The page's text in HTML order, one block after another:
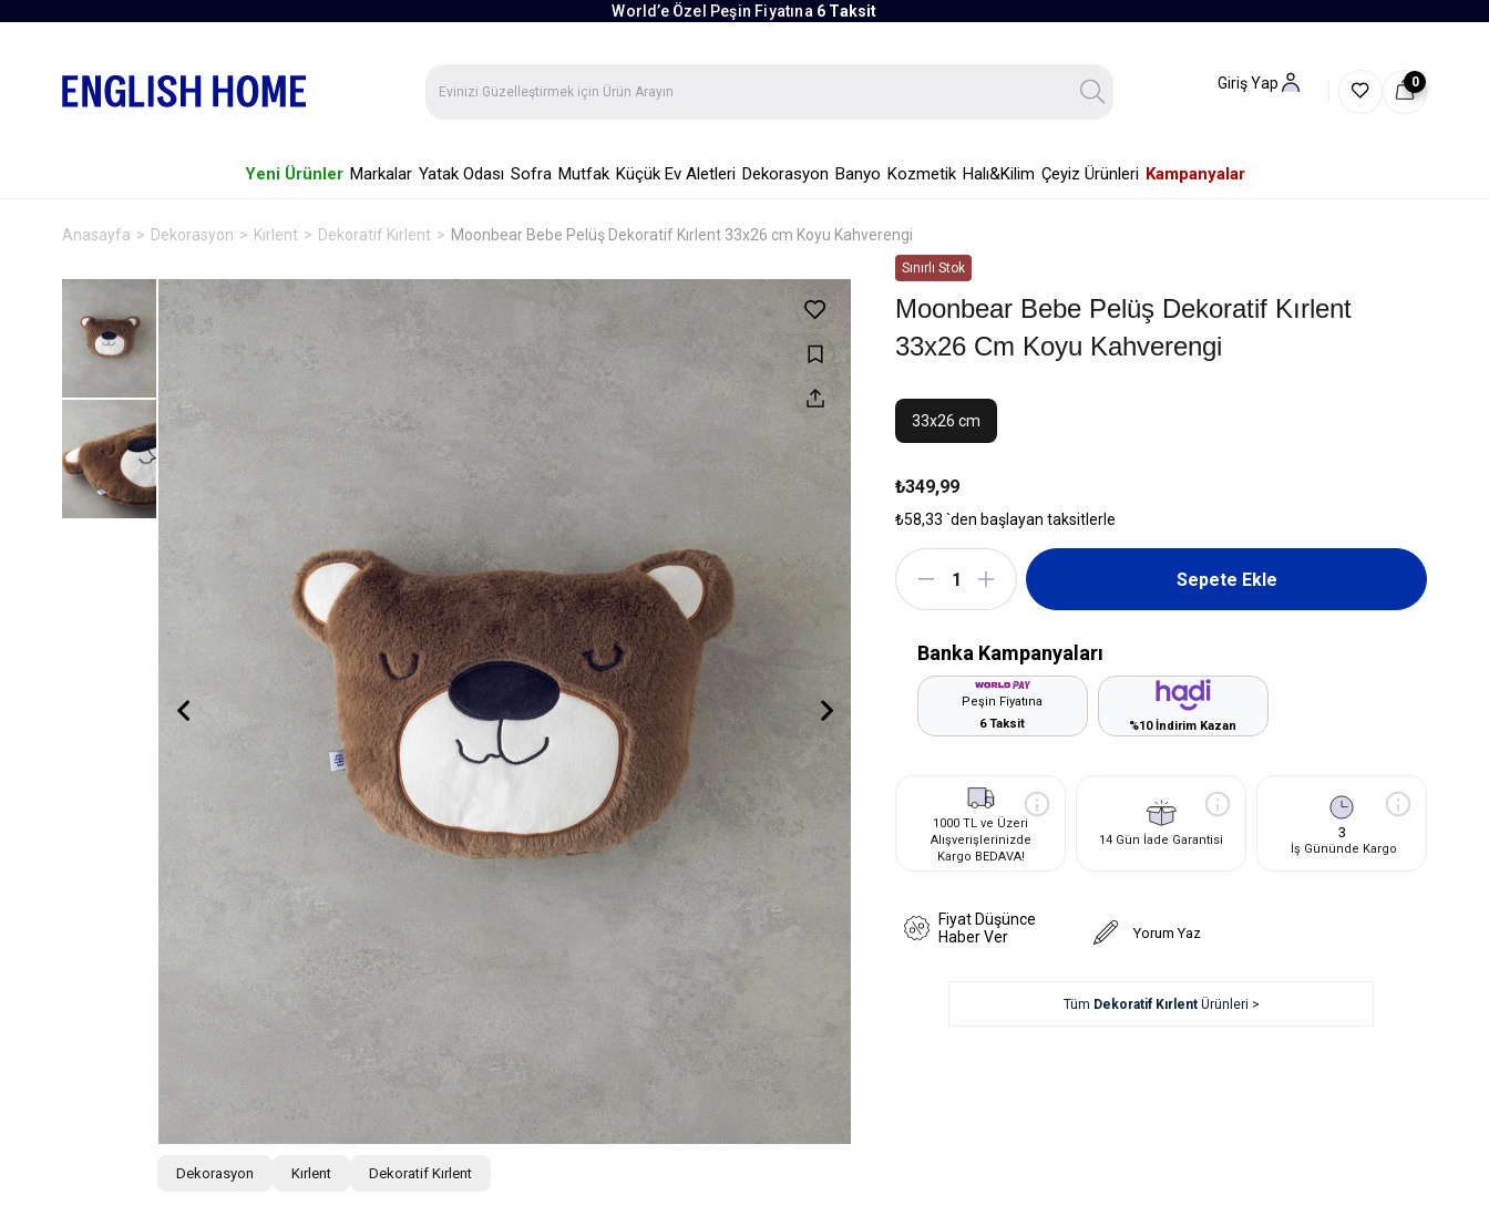
World’e Özel Peşin Fiyatına 6 Taksit
Giriş Yap 0
Yeni Ürünler Markalar Yatak Odası Sofra Mutfak Küçük Ev Aletleri Dekorasyon Banyo Kozmetik Halı&Kilim Çeyiz Ürünleri Kampanyalar
Anasayfa Dekorasyon Kırlent Dekoratif Kırlent Moonbear Bebe Pelüş Dekoratif Kırlent 33x26 cm Koyu Kahverengi
Dekorasyon Kırlent Dekoratif Kırlent
Moonbear Bebe Pelüş Dekoratif Kırlent
33x26 Cm Koyu Kahverengi
33x26 cm
₺349,99
₺58,33 `den başlayan taksitlerle
Banka Kampanyaları
Peşin Fiyatına
6 Taksit
%10 İndirim Kazan
1000 TL ve Üzeri
Alışverişlerinizde
Kargo BEDAVA!
14 Gün İade Garantisi 3
İş Gününde Kargo
Fiyat Düşünce
Haber Ver
Yorum Yaz
Tüm Dekoratif KırlentÜrünleri >